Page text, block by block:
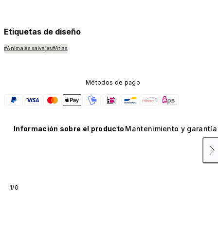
Etiquetas de diseño
#Animales salvajes#Atlas
Métodos de pago
Información sobre el producto Mantenimiento y garantía
1/0